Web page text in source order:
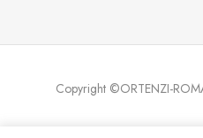
Copyright ©ORTENZI-